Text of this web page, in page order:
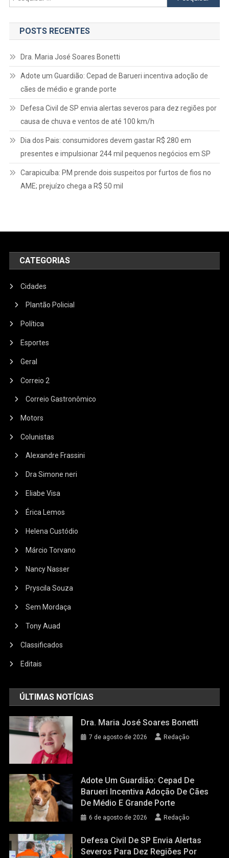
por:
POSTS RECENTES
Dra. Maria José Soares Bonetti
Adote um Guardião: Cepad de Barueri incentiva adoção de
cães de médio e grande porte
Defesa Civil de SP envia alertas severos para dez regiões por
causa de chuva e ventos de até 100 km/h
Dia dos Pais: consumidores devem gastar R$ 280 em
presentes e impulsionar 244 mil pequenos negócios em SP
Carapicuíba: PM prende dois suspeitos por furtos de fios no
AME; prejuízo chega a R$ 50 mil
CATEGORIAS
Cidades
Plantão Policial
Política
Esportes
Geral
Correio 2
Correio Gastronômico
Motors
Colunistas
Alexandre Frassini
Dra Simone neri
Eliabe Visa
Érica Lemos
Helena Custódio
Márcio Torvano
Nancy Nasser
Pryscila Souza
Sem Mordaça
Tony Auad
Classificados
Editais
ÚLTIMAS NOTÍCIAS
Dra. Maria José Soares Bonetti
7 de agosto de 2026 Redação
Adote Um Guardião: Cepad De
Barueri Incentiva Adoção De Cães
De Médio E Grande Porte
6 de agosto de 2026 Redação
Defesa Civil De SP Envia Alertas
Severos Para Dez Regiões Por